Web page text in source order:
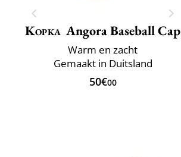
Kopka Angora Baseball Cap
Warm en zacht
Gemaakt in Duitsland
50€00